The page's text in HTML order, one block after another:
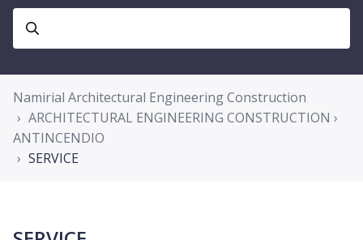
Namirial Architectural Engineering Construction
ARCHITECTURAL ENGINEERING CONSTRUCTION ›
ANTINCENDIO
SERVICE